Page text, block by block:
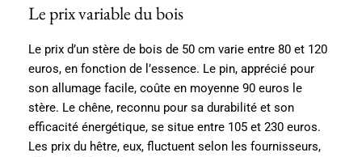
Le prix variable du bois
Le prix d’un stère de bois de 50 cm varie entre 80 et 120
euros, en fonction de l’essence. Le pin, apprécié pour
son allumage facile, coûte en moyenne 90 euros le
stère. Le chêne, reconnu pour sa durabilité et son
efficacité énergétique, se situe entre 105 et 230 euros.
Les prix du hêtre, eux, fluctuent selon les fournisseurs,